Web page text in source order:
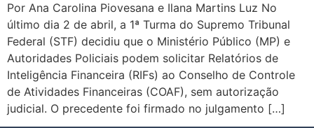
Por Ana Carolina Piovesana e Ilana Martins Luz No
último dia 2 de abril, a 1ª Turma do Supremo Tribunal
Federal (STF) decidiu que o Ministério Público (MP) e
Autoridades Policiais podem solicitar Relatórios de
Inteligência Financeira (RIFs) ao Conselho de Controle
de Atividades Financeiras (COAF), sem autorização
judicial. O precedente foi firmado no julgamento […]